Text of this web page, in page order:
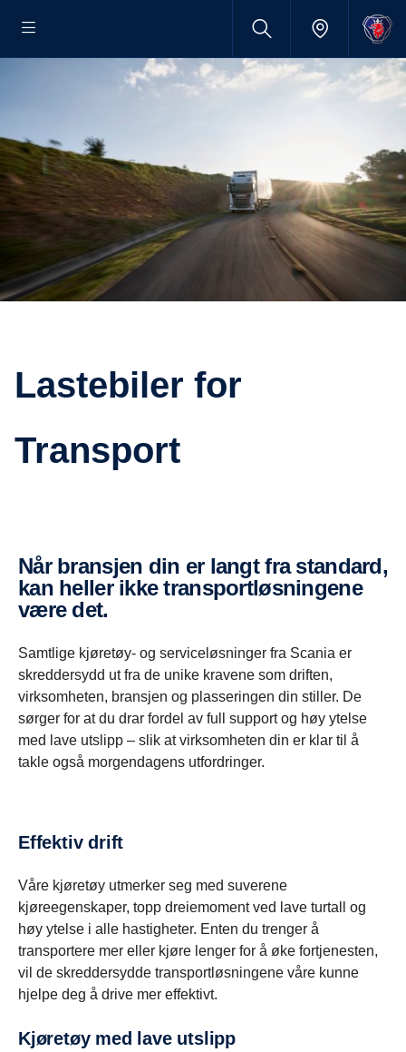
Lastebiler for
Transport
Når bransjen din er langt fra standard,
kan heller ikke transportløsningene
være det.
Samtlige kjøretøy- og serviceløsninger fra Scania er
skreddersydd ut fra de unike kravene som driften,
virksomheten, bransjen og plasseringen din stiller. De
sørger for at du drar fordel av full support og høy ytelse
med lave utslipp – slik at virksomheten din er klar til å
takle også morgendagens utfordringer.
Effektiv drift
Våre kjøretøy utmerker seg med suverene
kjøreegenskaper, topp dreiemoment ved lave turtall og
høy ytelse i alle hastigheter. Enten du trenger å
transportere mer eller kjøre lenger for å øke fortjenesten,
vil de skreddersydde transportløsningene våre kunne
hjelpe deg å drive mer effektivt.
Kjøretøy med lave utslipp